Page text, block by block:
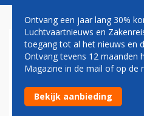
BOEING DOOR
MET 737 MAX
Ontvang een jaar lang 30%
Luchtvaartnieuws en
toegang tot al het nieuws en
Ontvang tevens 12 maanden
Magazine in de mail of op de
Bekijk aanbieding